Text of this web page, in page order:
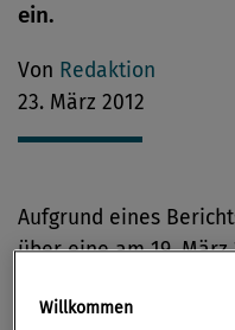
ein.
Von Redaktion
23. März 2012
Aufgrund eines
über eine am 19.
Bank AG“ hat die
Willkommen